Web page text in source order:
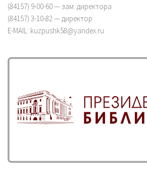
(84157) 9-00-60 — зам. директора
(84157) 3-10-82 — директор
E-MAIL: kuzpushk58@yandex.ru